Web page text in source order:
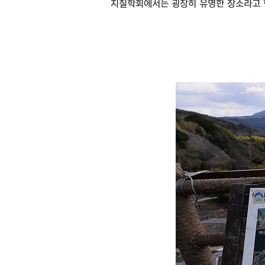
지질학회에서는 굉장히 유명한 장소라고